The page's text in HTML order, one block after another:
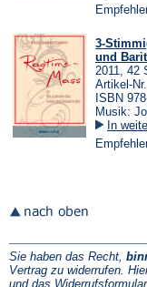
3-
und
2011, 42
Artikel-
ISBN
Musik:
In
Sie haben das Recht,
Vertrag zu widerrufen.
und das Widerrufsformular